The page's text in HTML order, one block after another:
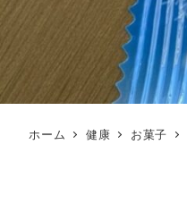
ホーム 健康 お菓子